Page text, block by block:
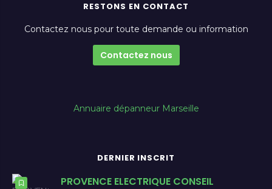
RESTONS EN CONTACT
Contactez nous pour toute demande ou information
Contactez nous
Annuaire dépanneur Marseille
DERNIER INSCRIT
PROVENCE ELECTRIQUE CONSEIL